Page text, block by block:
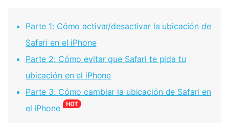
Parte 1: Cómo activar/desactivar la ubicación de
Safari en el iPhone
Parte 2: Cómo evitar que Safari te pida tu
ubicación en el iPhone
Parte 3: Cómo cambiar la ubicación de Safari en
el iPhone